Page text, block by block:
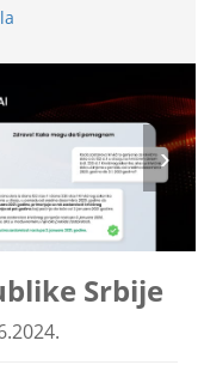
Srbije